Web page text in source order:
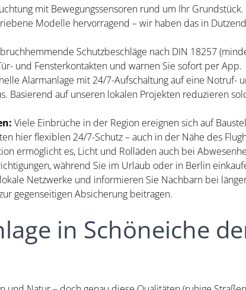
mit Bewegungssensoren rund um Ihr
Modelle hervorragend – wir haben das in
Schutzbeschläge nach DIN 18257
und Fensterkontakten und warnen Sie sofort per App.
Alarmanlage mit 24/7-Aufschaltung auf eine Notruf-
Basierend auf unseren lokalen Projekten reduzieren
Viele Einbrüche in der Region ereignen sich auf
hier flexiblen 24/7-Schutz – auch in der Nähe des
ermöglicht es, Licht und Rolläden auch bei
während Sie im Urlaub oder in Berlin
Netzwerke und informieren Sie Nachbarn bei
gegenseitigen Absicherung beitragen.
in Schöneiche